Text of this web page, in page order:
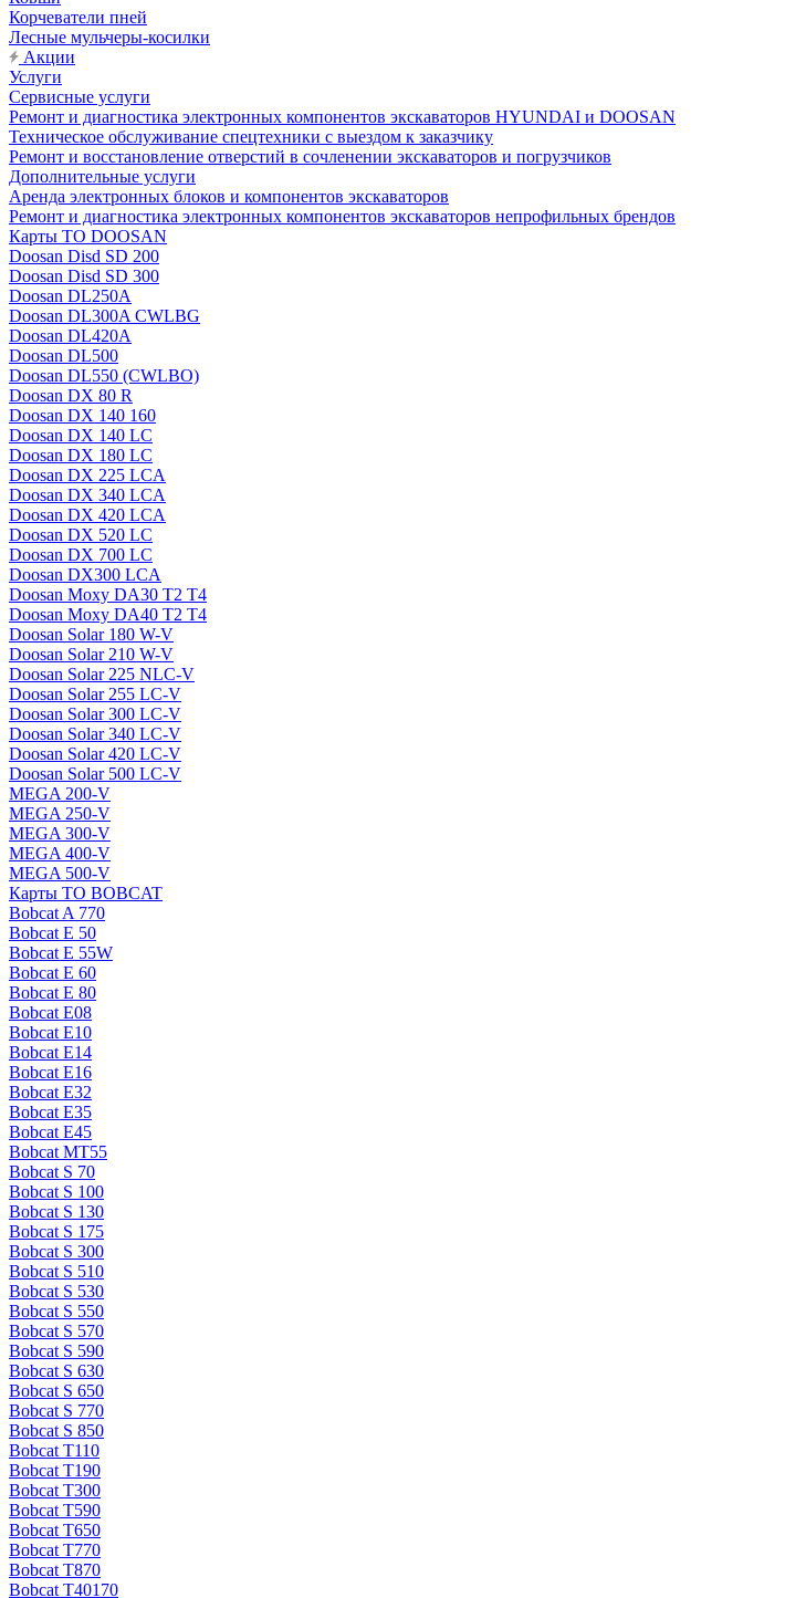
Корчеватели пней
Лесные мульчеры-косилки
Акции
Услуги
Сервисные услуги
Ремонт и диагностика электронных компонентов экскаваторов HYUNDAI и DOOSAN
Техническое обслуживание спецтехники с выездом к заказчику
Ремонт и восстановление отверстий в сочленении экскаваторов и погрузчиков
Дополнительные услуги
Аренда электронных блоков и компонентов экскаваторов
Ремонт и диагностика электронных компонентов экскаваторов непрофильных брендов
Карты ТО DOOSAN
Doosan Disd SD 200
Doosan Disd SD 300
Doosan DL250A
Doosan DL300A CWLBG
Doosan DL420A
Doosan DL500
Doosan DL550 (CWLBO)
Doosan DX 80 R
Doosan DX 140 160
Doosan DX 140 LC
Doosan DX 180 LC
Doosan DX 225 LCA
Doosan DX 340 LCA
Doosan DX 420 LCA
Doosan DX 520 LC
Doosan DX 700 LC
Doosan DX300 LCA
Doosan Moxy DA30 T2 T4
Doosan Moxy DA40 T2 T4
Doosan Solar 180 W-V
Doosan Solar 210 W-V
Doosan Solar 225 NLC-V
Doosan Solar 255 LC-V
Doosan Solar 300 LC-V
Doosan Solar 340 LC-V
Doosan Solar 420 LC-V
Doosan Solar 500 LC-V
MEGA 200-V
MEGA 250-V
MEGA 300-V
MEGA 400-V
MEGA 500-V
Карты ТО BOBCAT
Bobcat A 770
Bobcat E 50
Bobcat E 55W
Bobcat E 60
Bobcat E 80
Bobcat E08
Bobcat E10
Bobcat E14
Bobcat E16
Bobcat E32
Bobcat E35
Bobcat E45
Bobcat MT55
Bobcat S 70
Bobcat S 100
Bobcat S 130
Bobcat S 175
Bobcat S 300
Bobcat S 510
Bobcat S 530
Bobcat S 550
Bobcat S 570
Bobcat S 590
Bobcat S 630
Bobcat S 650
Bobcat S 770
Bobcat S 850
Bobcat T110
Bobcat T190
Bobcat T300
Bobcat T590
Bobcat T650
Bobcat T770
Bobcat T870
Bobcat T40170